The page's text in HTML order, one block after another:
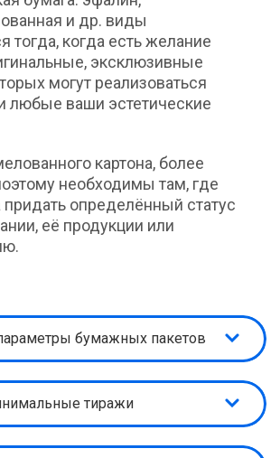
и др. виды
тогда, когда есть желание
эксклюзивные
могут реализоваться
любые ваши эстетические
картона, более
необходимы там, где
придать определённый статус
её продукции или
бумажных пакетов
тиражи